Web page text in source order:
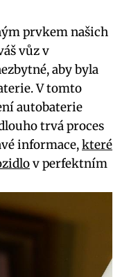
prvkem našich
vůz v
aby byla
V tomto
autobaterie
trvá proces
informace,které
v perfektním